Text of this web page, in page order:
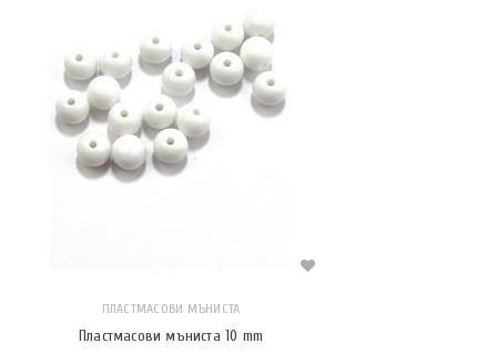
ПЛАСТМАСОВИ МЪНИСТА
Пластмасови мъниста 10 mm